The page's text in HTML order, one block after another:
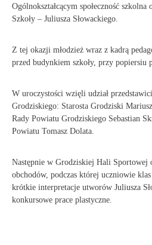
Ogólnokształcącym społeczność szkolna
Szkoły – Juliusza Słowackiego.
Z tej okazji młodzież wraz z kadrą
przed budynkiem szkoły, przy popiersiu
W uroczystości wzięli udział
Grodziskiego: Starosta Grodziski
Rady Powiatu Grodziskiego Sebastian
Powiatu Tomasz Dolata.
Następnie w Grodziskiej Hali Sportowej
obchodów, podczas której uczniowie
krótkie interpretacje utworów Juliusza
konkursowe prace plastyczne.